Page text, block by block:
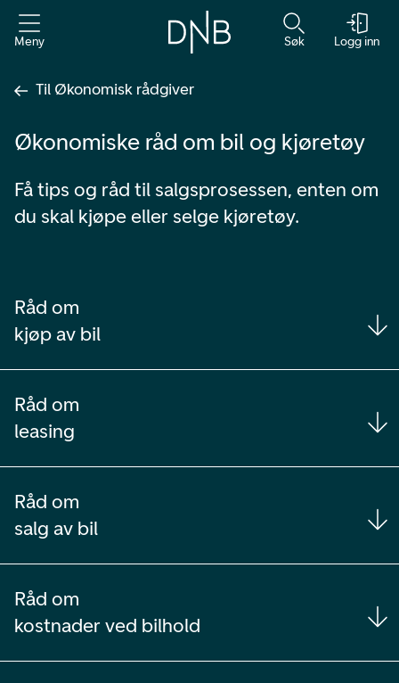
Meny Søk Logg inn
Til Økonomisk rådgiver
Økonomiske råd om bil og kjøretøy
Få tips og råd til salgsprosessen, enten om
du skal kjøpe eller selge kjøretøy.
Råd om
kjøp av bil
Råd om
leasing
Råd om
salg av bil
Råd om
kostnader ved bilhold